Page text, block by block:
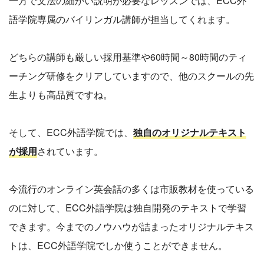
語学院専属のバイリンガル講師が担当してくれます。
どちらの講師も厳しい採用基準や60時間～80時間のティ
ーチング研修をクリアしていますので、他のスクールの先
生よりも高品質ですね。
そして、ECC外語学院では、 独自のオリジナルテキスト
が採用されています。
今流行のオンライン英会話の多くは市販教材を使っている
のに対して、ECC外語学院は独自開発のテキストで学習
できます。今までのノウハウが詰まったオリジナルテキス
トは、ECC外語学院でしか使うことができません。